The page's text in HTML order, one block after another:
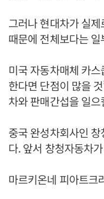
그러나 현대차가 실
때문에 전체보다는
미국 자동차매체 카
한다면 단점이 많을
차와 판매간섭을 일
중국 완성차회사인
다. 앞서 창청자동차
마르키온네 피아트크